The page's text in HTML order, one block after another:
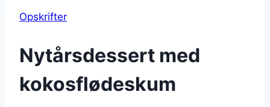
Opskrifter
Nytårsdessert med
kokosflødeskum